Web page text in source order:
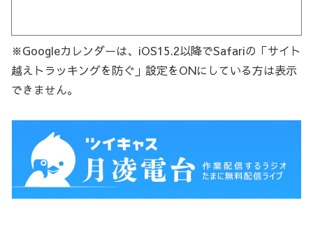
※Googleカレンダーは、iOS15.2以降でSafariの「サイト
越えトラッキングを防ぐ」設定をONにしている方は表示
できません。